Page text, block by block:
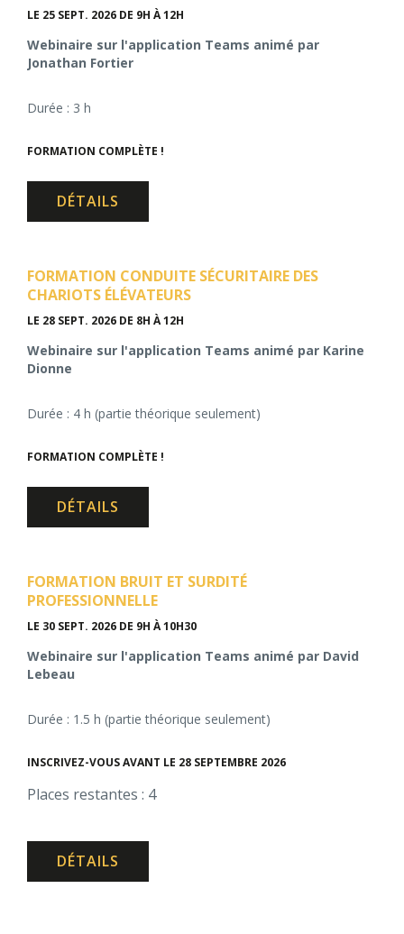
LE 25 SEPT. 2026 DE 9H À 12H
Webinaire sur l'application Teams animé par
Jonathan Fortier
Durée : 3 h
FORMATION COMPLÈTE !
DÉTAILS
FORMATION CONDUITE SÉCURITAIRE DES
CHARIOTS ÉLÉVATEURS
LE 28 SEPT. 2026 DE 8H À 12H
Webinaire sur l'application Teams animé par Karine
Dionne
Durée : 4 h (partie théorique seulement)
FORMATION COMPLÈTE !
DÉTAILS
FORMATION BRUIT ET SURDITÉ
PROFESSIONNELLE
LE 30 SEPT. 2026 DE 9H À 10H30
Webinaire sur l'application Teams animé par David
Lebeau
Durée : 1.5 h (partie théorique seulement)
INSCRIVEZ-VOUS AVANT LE 28 SEPTEMBRE 2026
Places restantes : 4
DÉTAILS